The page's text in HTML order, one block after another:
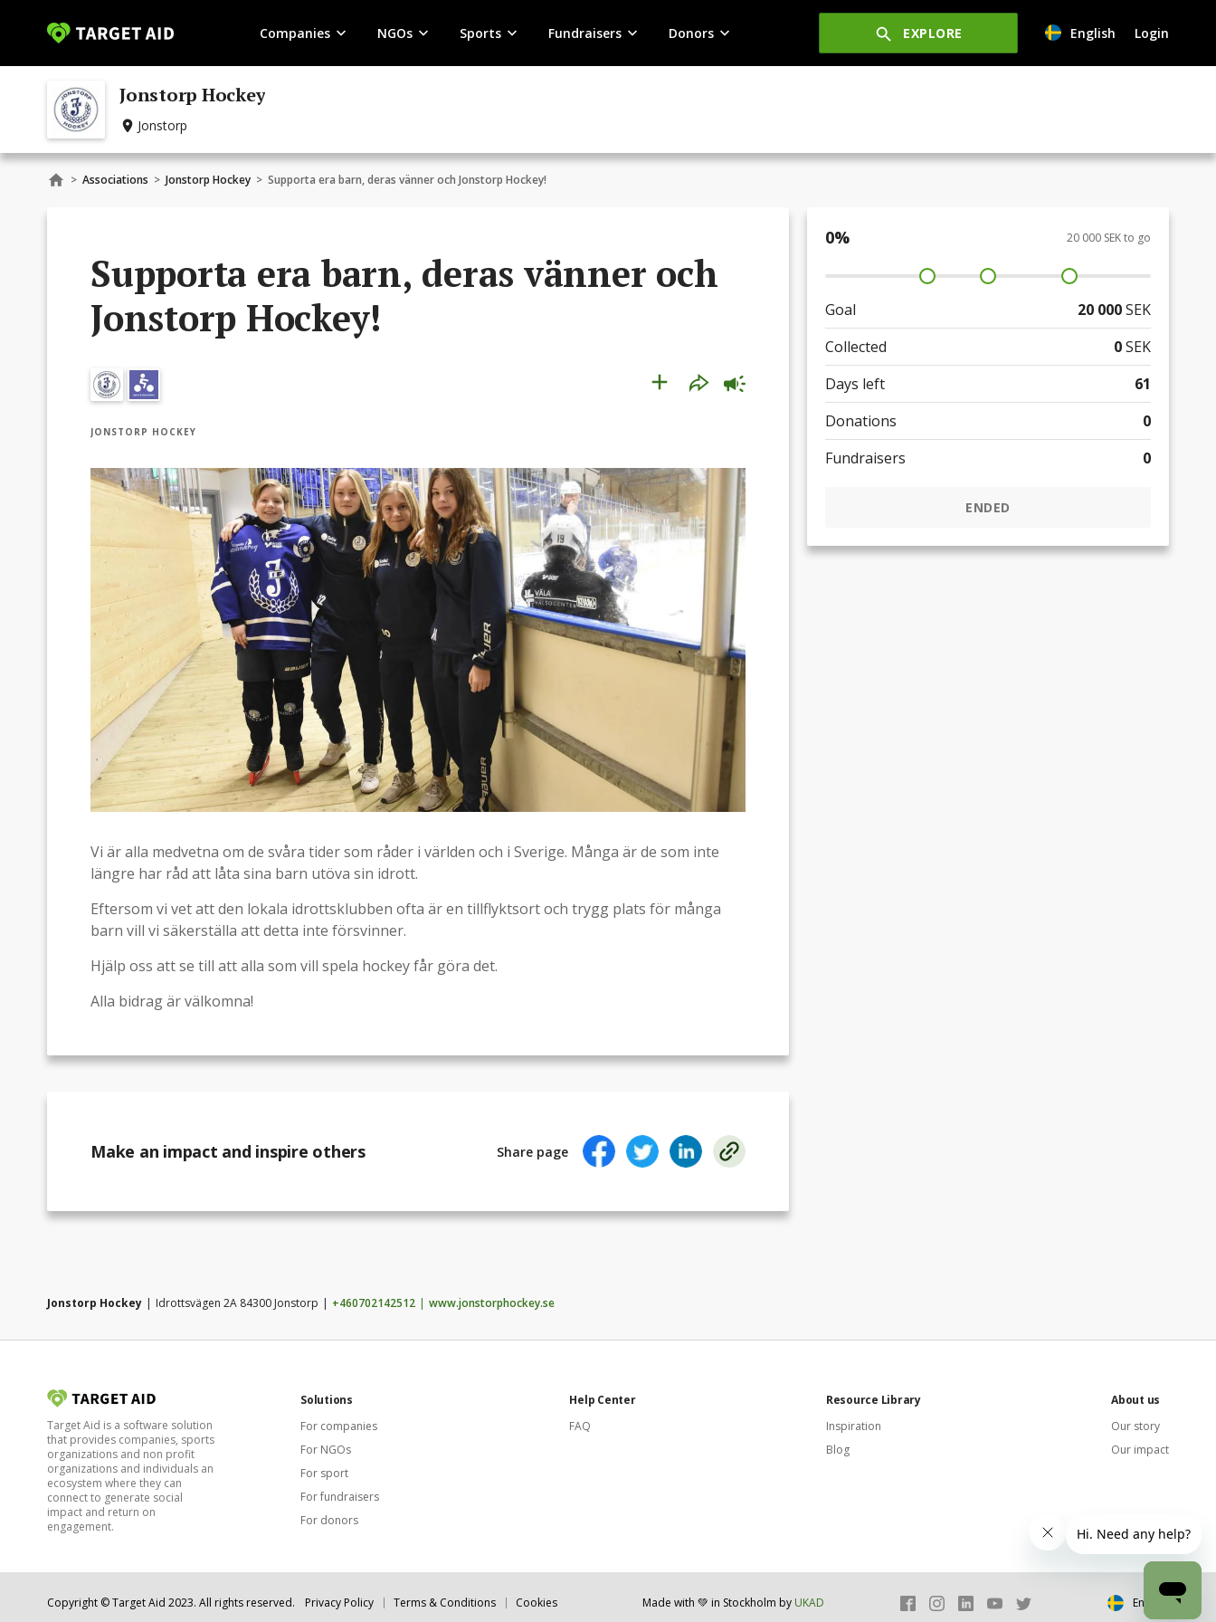
Companies NGOs Sports Fundraisers Donors EXPLORE English Login
Jonstorp Hockey
Jonstorp
> Associations > Jonstorp Hockey > Supporta era barn, deras vänner och Jonstorp Hockey!
Supporta era barn, deras vänner och
Jonstorp Hockey!
JONSTORP HOCKEY
Vi är alla medvetna om de svåra tider som råder i världen och i Sverige. Många är de som inte
längre har råd att låta sina barn utöva sin idrott.
Eftersom vi vet att den lokala idrottsklubben ofta är en tillflyktsort och trygg plats för många
barn vill vi säkerställa att detta inte försvinner.
Hjälp oss att se till att alla som vill spela hockey får göra det.
Alla bidrag är välkomna!
0% 20 000 SEK to go
Goal 20 000SEK
Collected
0SEK
Days left
61
Donations
0
Fundraisers
0
ENDED
Make an impact and inspire others Share page
Jonstorp Hockey Idrottsvägen 2A 84300 Jonstorp +460702142512 www.jonstorphockey.se
Target Aid is a software solution
that provides companies, sports
organizations and non profit
organizations and individuals an
ecosystem where they can
connect to generate social
impact and return on
engagement.
Solutions
For companies
For NGOs
For sport
For fundraisers
For donors
Help Center
FAQ
Resource Library
Inspiration
Blog
About us
Our story
Our impact
Copyright © Target Aid 2023. All rights reserved. Privacy Policy Terms & Conditions Cookies Made with 💚 in Stockholm by UKAD English